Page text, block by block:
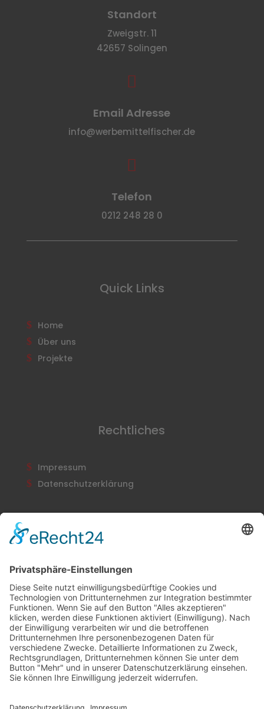
Standort
Zweigstr. 11
42657 Solingen

Email Adresse
info@werbemittelfischer.de

Telefon
0212 248 28 0
Quick Links
Home
Über uns
Projekte
Rechtliches
Impressum
Datenschutzerklärung
Newsletter
Abonnieren